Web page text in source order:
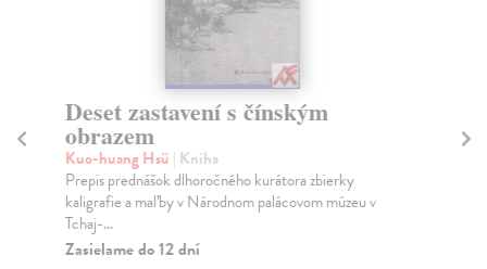
Deset zastavení s čínským
obrazem
Kuo-huang Hsü | Kniha
Prepis prednášok dlhoročného kurátora zbierky
kaligrafie a maľby v Národnom palácovom múzeu v
Tchaj-...
Zasielame do 12 dní